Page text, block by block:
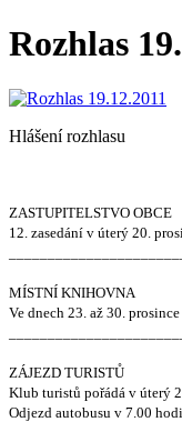
Rozhlas
Hlášení rozhlasu
ZASTUPITELSTVO OBCE
12. zasedání v úterý 20.
MÍSTNÍ KNIHOVNA
Ve dnech 23. až 30. prosince
ZÁJEZD TURISTŮ
Klub turistů pořádá v úterý
Odjezd autobusu v 7.00